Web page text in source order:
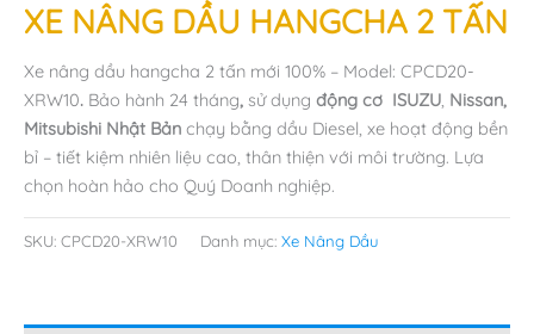
XE NÂNG DẦU HANGCHA 2 TẤN
Xe nâng dầu hangcha 2 tấn mới 100% – Model: CPCD20-
XRW10. Bảo hành 24 tháng, sử dụng động cơ ISUZU Nissan,
Mitsubishi Nhật Bản chạy bằng dầu Diesel, xe hoạt động bền
bỉ – tiết kiệm nhiên liệu cao, thân thiện với môi trường. Lựa
chọn hoàn hảo cho Quý Doanh nghiệp.
SKU: CPCD20-XRW10 Danh mục: Xe Nâng Dầu